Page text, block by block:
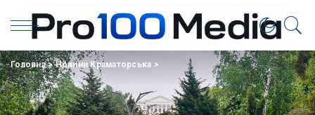
Головна>Новини Краматорська >